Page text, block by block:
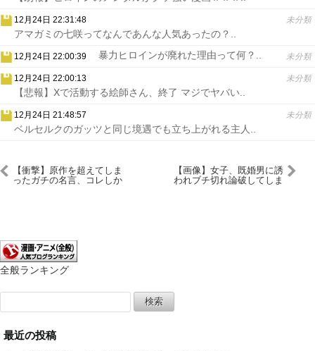
12月24日 22:31:48 未分類
アマガミの七咲ってなんであんな人気あったの？..
12月24日 22:00:39 未分類
暴力ヒロインが廃れた理由って何？..
12月24日 22:00:13 未分類
【悲報】Xで活動する絵師さん、終了 マジでヤバい..
12月24日 21:48:57 未分類
ベルセルクのガッツと同じ境遇でも立ち上がれる主人..
【衝撃】原作を超えてしま
ったガチの名言、コレしか
【画像】女子、既婚男に誘
われブチ切れ論破してしま
全般ランキング
索:
最近の投稿